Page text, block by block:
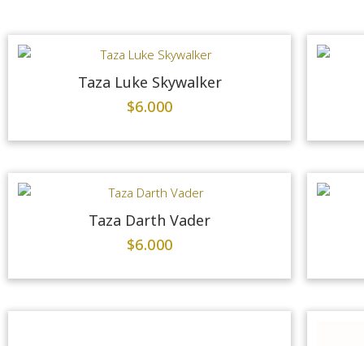
Taza Luke Skywalker
$6.000
Taza Darth Vader
$6.000